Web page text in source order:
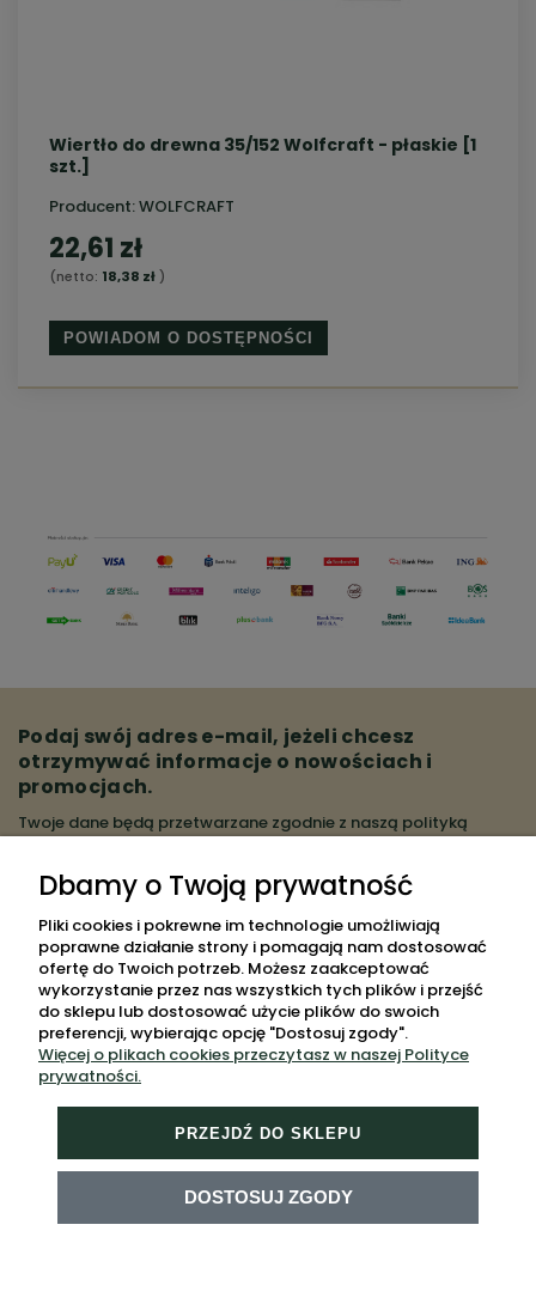
Wiertło do drewna 35/152 Wolfcraft - płaskie [1
szt.]
Producent:WOLFCRAFT
22,61 zł
(netto: 18,38 zł)
POWIADOM O DOSTĘPNOŚCI
Podaj swój adres e-mail, jeżeli chcesz
otrzymywać informacje o nowościach i
promocjach.
Twoje dane będą przetwarzane zgodnie z naszą polityką
prywatności
ZAPISZ SIĘ
POMOC
MOJE KONTO
PŁATNOŚCI I DOSTAWA
O NAS
Dbamy o Twoją prywatność
Pliki cookies i pokrewne im technologie umożliwiają
poprawne działanie strony i pomagają nam dostosować
ofertę do Twoich potrzeb. Możesz zaakceptować
wykorzystanie przez nas wszystkich tych plików i przejść
do sklepu lub dostosować użycie plików do swoich
preferencji, wybierając opcję "Dostosuj zgody".
Więcej o plikach cookies przeczytasz w naszej Polityce
prywatności.
PRZEJDŹ DO SKLEPU
DOSTOSUJ ZGODY